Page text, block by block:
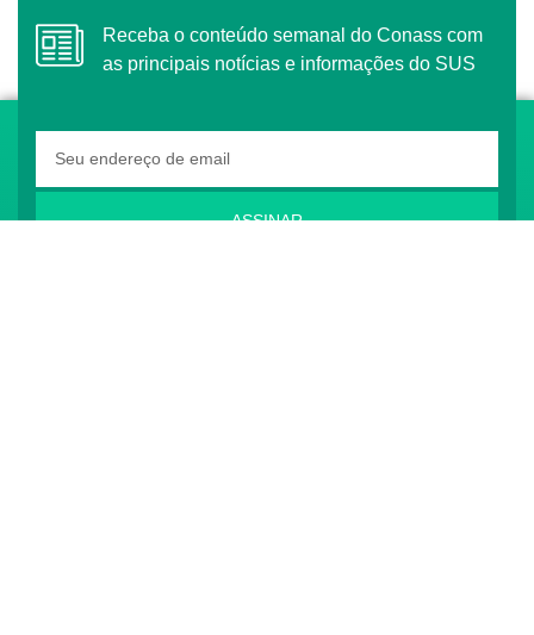
Receba o conteúdo semanal do Conass com
as principais notícias e informações do SUS
ASSINAR